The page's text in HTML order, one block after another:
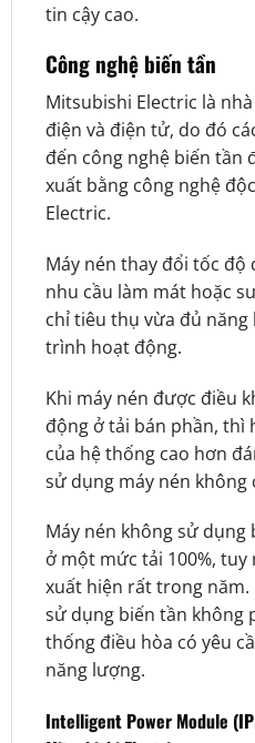
tin cậy cao.
Công nghệ biến tần
Mitsubishi Electric là
điện và điện tử, do đó
đến công nghệ biến tần
xuất bằng công nghệ
Electric.
Máy nén thay đổi tốc độ
nhu cầu làm mát hoặc
chỉ tiêu thụ vừa đủ
trình hoạt động.
Khi máy nén được điều
động ở tải bán phần, thì
của hệ thống cao hơn
sử dụng máy nén không
Máy nén không sử
ở một mức tải 100%,
xuất hiện rất trong năm.
sử dụng biến tần không
thống điều hòa có yêu
năng lượng.
Intelligent Power Module